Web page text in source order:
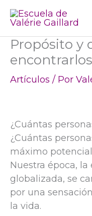
Propósito y
Artículos / Por
¿Cuántas
¿Cuántas
máximo
Nuestra época, la
globalizada, se
por una
la vida.